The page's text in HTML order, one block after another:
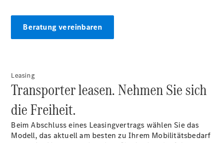
vereinbaren
Servicetermin
Beratung vereinbaren
Leasing
Transporter leasen. Nehmen Sie sich
die Freiheit.
Beim Abschluss eines Leasingvertrags wählen Sie das
Modell, das aktuell am besten zu Ihrem Mobilitätsbedarf